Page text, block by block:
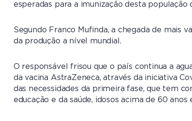
esperadas para a imunização desta
Segundo Franco Mufinda, a chegada de mais
da produção a nível mundial.
O responsável frisou que o país continua a
da vacina AstraZeneca, através da iniciativa
das necessidades da primeira fase, que tem
educação e da saúde, idosos acima de 60